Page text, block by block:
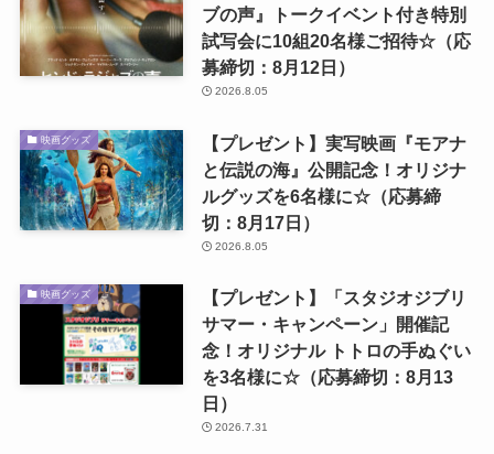
ブの声』トークイベント付き特別
試写会に10組20名様ご招待☆（応
募締切：8月12日）
2026.8.05
映画グッズ
【プレゼント】実写映画『モアナ
と伝説の海』公開記念！オリジナ
ルグッズを6名様に☆（応募締
切：8月17日）
2026.8.05
映画グッズ
【プレゼント】「スタジオジブリ
サマー・キャンペーン」開催記
念！オリジナル トトロの手ぬぐい
を3名様に☆（応募締切：8月13
日）
2026.7.31